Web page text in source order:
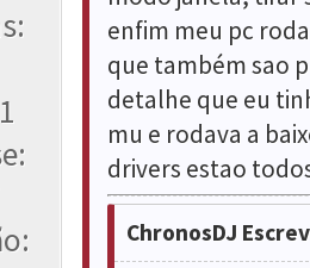
enfim meu pc
que também sao
detalhe que eu
mu e rodava a
drivers estao
ChronosDJ